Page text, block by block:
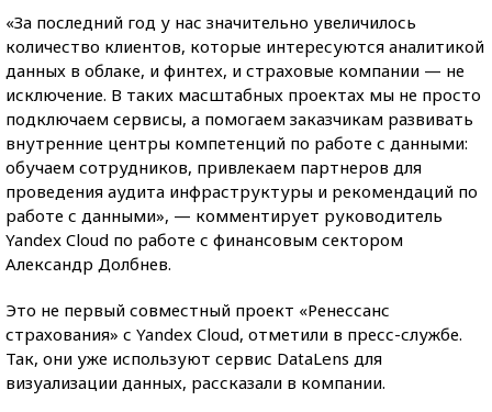
«За последний год у нас значительно увеличилось
количество клиентов, которые интересуются аналитикой
данных в облаке, и финтех, и страховые компании — не
исключение. В таких масштабных проектах мы не просто
подключаем сервисы, а помогаем заказчикам развивать
внутренние центры компетенций по работе с данными:
обучаем сотрудников, привлекаем партнеров для
проведения аудита инфраструктуры и рекомендаций по
работе с данными», — комментирует руководитель
Yandex Cloud по работе с финансовым сектором
Александр Долбнев.
Это не первый совместный проект «Ренессанс
страхования» с Yandex Cloud, отметили в пресс-службе.
Так, они уже используют сервис DataLens для
визуализации данных, рассказали в компании.